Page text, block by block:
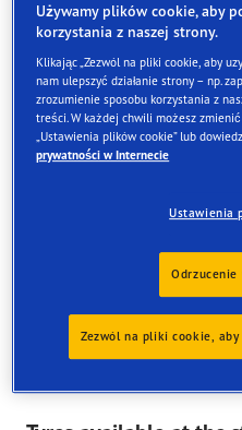
Dane kontaktowe Opony
Znajdź opony
Zamów online i odbierze je
Używamy plików cookie, aby
korzystania z naszej strony.
Klikając „Zezwól na pliki cookie, aby
nam ulepszyć działanie strony – np.
zrozumienie sposobu korzystania z
treści. W każdej chwili możesz
„Ustawienia plików cookie” lub
prywatności w Internecie
Ustawienia
Odrzucenie
Zezwól na pliki cookie,